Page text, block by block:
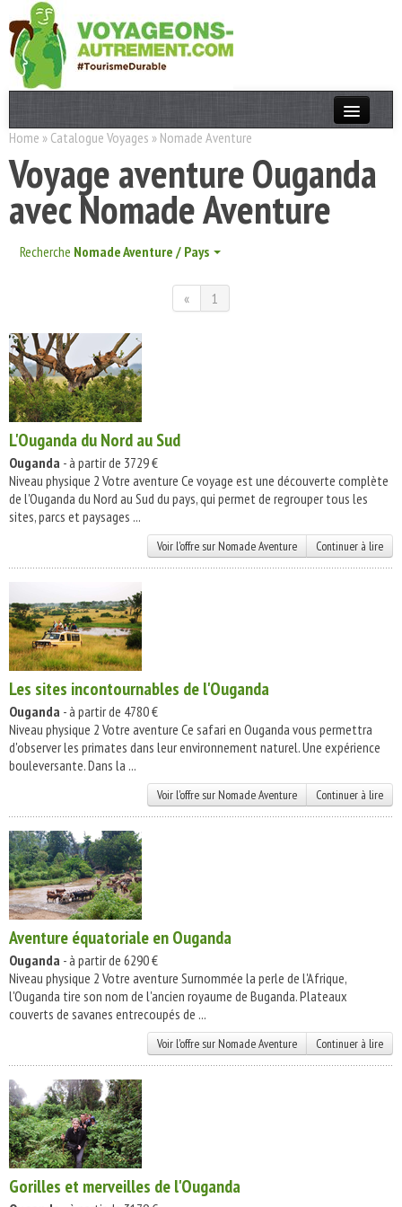
Actualités
T. Responsable
Destinations
Acteurs
Home » Catalogue Voyages » Nomade Aventure
Voyage aventure Ouganda
avec Nomade Aventure
Recherche Nomade Aventure / Pays
« 1
L'Ouganda du Nord au Sud
Ouganda - à partir de 3729 €
Niveau physique 2 Votre aventure Ce voyage est une découverte complète
de l'Ouganda du Nord au Sud du pays, qui permet de regrouper tous les
sites, parcs et paysages ...
Voir l'offre sur Nomade Aventure Continuer à lire
Les sites incontournables de l'Ouganda
Ouganda - à partir de 4780 €
Niveau physique 2 Votre aventure Ce safari en Ouganda vous permettra
d'observer les primates dans leur environnement naturel. Une expérience
bouleversante. Dans la ...
Voir l'offre sur Nomade Aventure Continuer à lire
Aventure équatoriale en Ouganda
Ouganda - à partir de 6290 €
Niveau physique 2 Votre aventure Surnommée la perle de l'Afrique,
l'Ouganda tire son nom de l'ancien royaume de Buganda. Plateaux
couverts de savanes entrecoupés de ...
Voir l'offre sur Nomade Aventure Continuer à lire
Gorilles et merveilles de l'Ouganda